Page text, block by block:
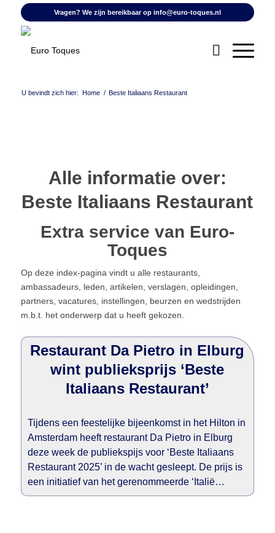
Vragen? We zijn bereikbaar op info@euro-toques.nl
U bevindt zich hier: Home / Beste Italiaans Restaurant
Alle informatie over:
Beste Italiaans Restaurant
Extra service van Euro-
Toques
Op deze index-pagina vindt u alle restaurants,
ambassadeurs, leden, artikelen, verslagen, opleidingen,
partners, vacatures, instellingen, beurzen en wedstrijden
m.b.t. het onderwerp dat u heeft gekozen.
Restaurant Da Pietro in Elburg
wint publieksprijs ‘Beste
Italiaans Restaurant’
Tijdens een feestelijke bijeenkomst in het Hilton in
Amsterdam heeft restaurant Da Pietro in Elburg
deze week de publiekspijs voor ‘Beste Italiaans
Restaurant 2025’ in de wacht gesleept. De prijs is
een initiatief van het gerenommeerde ‘Italië…